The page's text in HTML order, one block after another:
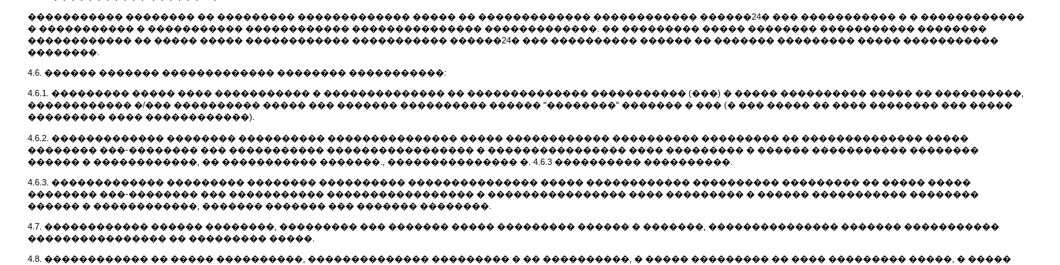
����������� �������� �� ��������� ������������� ����� �� ������������� ������������ ������24� ��� ����������� � � ������������
� ����������� � ����������� ������������ ��������������� �������������. �� ��������� ����� �������� ����������� ��������
������������ �� ����� ����� ������������ ����������� ������24� ��� ���������� ������ �� ������� ��������� ����� �����������
��������.
4.6. ������ ������� ������������� �������� �����������:
4.6.1. ��������� ����� ���� ����������� � �������������� �� �������������� ����������� (���) � ����� ���������� ����� �� ����������,
������������ �/��� ���������� ����� ��� ������� ���������� ������ "��������" ������� � ��� (� ��� ����� �� ���� �������� ��� �����
��������� ���� ������������).
4.6.2. ������������� �������� ���������� ��������������� ����� ������������ ���������� ��������� �� �������������� �����
�������� ���-�������� ��� ����������� ����������������� � ���������������� ���� ��������� � ������ ����������� ��������
������ � ������������, �� ����������� �������., ��������������� �. 4.6.3 ���������� ����������.
4.6.3. ������������� ��������� �������� ���������� ��������������� ����� ������������ ���������� ��������� �� ����� �����
�������� ���-�������� ��� ����������� ����������������� � ���������������� ���� ��������� � ������ ����������� ��������
������ � ������������, ������� ������� ��� ������� ��������.
4.7. ������������ ������ ��������, ��������� ��� ������� ����� ��������� ������ � �������, ��������������� ������� �����������
���������������� �� ��������� �����.
4.8. ������������ �� ����� ����������, �������������� ��������� � �� ����������, � ����� ��������� �� ���� ��������� �����, � �����